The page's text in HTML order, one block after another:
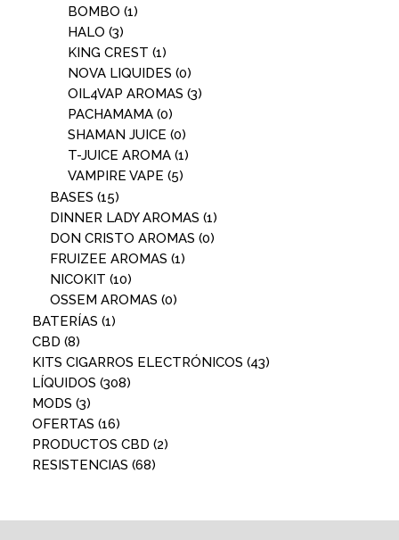
BOMBO (1)
HALO (3)
KING CREST (1)
NOVA LIQUIDES (0)
OIL4VAP AROMAS (3)
PACHAMAMA (0)
SHAMAN JUICE (0)
T-JUICE AROMA (1)
VAMPIRE VAPE (5)
BASES (15)
DINNER LADY AROMAS (1)
DON CRISTO AROMAS (0)
FRUIZEE AROMAS (1)
NICOKIT (10)
OSSEM AROMAS (0)
BATERÍAS (1)
CBD (8)
KITS CIGARROS ELECTRÓNICOS (43)
LÍQUIDOS (308)
MODS (3)
OFERTAS (16)
PRODUCTOS CBD (2)
RESISTENCIAS (68)